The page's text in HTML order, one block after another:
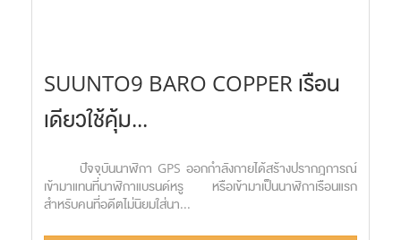
SUUNTO9 BARO COPPER เรือน
เดียวใช้คุ้ม...
ปัจจุบันนาฬิกา GPS ออกกำลังกายได้สร้างปรากฎการณ์
เข้ามาแทนที่นาฬิกาแบรนด์หรู หรือเข้ามาเป็นนาฬิกาเรือนแรก
สำหรับคนที่อดีตไม่นิยมใส่นา...